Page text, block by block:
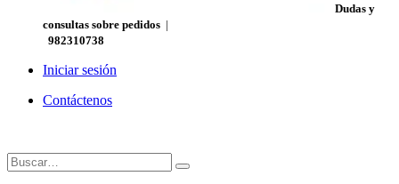
Dudas y
consultas sobre pedidos |
982310738
Iniciar sesión
Contáctenos